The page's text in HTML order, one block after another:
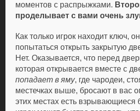
моментов с распрыжками.
проделывает с вами очень
Как только игрок находит ключ,
попытаться открыть закрытую
Нет. Оказывается, что перед
которая открывается вместе с
попадает в яму, где чародеи,
местечках выше, бросают в вас
этих местах есть взрывающиеся